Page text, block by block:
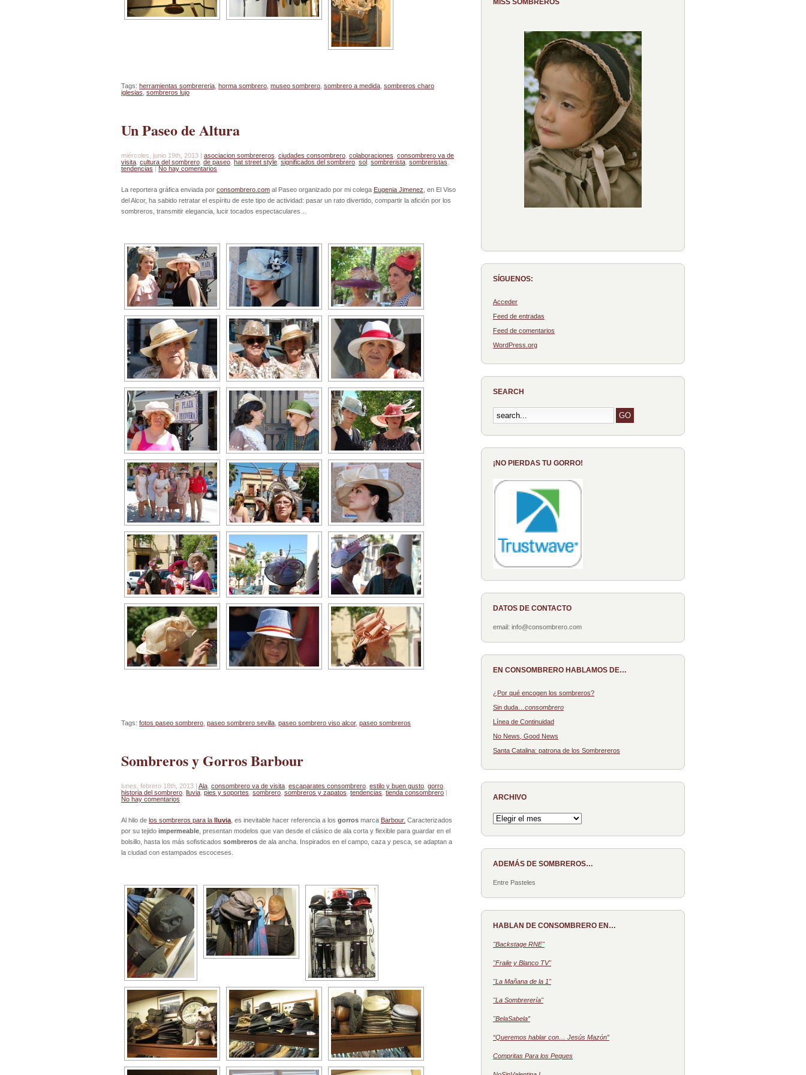
Tags: herramientas sombrereria horma sombrero museo sombrero sombrero a medida sombreros charo
iglesias sombreros lujo
Un Paseo de Altura
miércoles, junio 19th, 2013 | asociacion sombrereros ciudades consombrero colaboraciones consombrero va de
visita cultura del sombrero de paseo hat street style significados del sombrero sol sombrerista sombreristas
tendencias | No hay comentarios
La reportera gráfica enviada por consombrero.com al Paseo organizado por mi colega Eugenia Jimenez , en El Viso
del Alcor, ha sabido retratar el espíritu de este tipo de actividad: pasar un rato divertido, compartir la afición por los
sombreros, transmitir elegancia, lucir tocados espectaculares…
Tags: fotos paseo sombrero paseo sombrero sevilla paseo sombrero viso alcor, paseo sombreros
Sombreros y Gorros Barbour
lunes, febrero 18th, 2013 | Ala consombrero va de visita escaparates consombrero estilo y buen gusto gorro
historia del sombrero lluvia pies y soportes sombrero sombreros y zapatos tendencias tienda consombrero |
No hay comentarios
Al hilo de los sombreros para la lluvia , es inevitable hacer referencia a los gorros marca Barbour. Caracterizados
por su tejido impermeable , presentan modelos que van desde el clásico de ala corta y flexible para guardar en el
bolsillo, hasta los más sofisticados sombreros de ala ancha. Inspirados en el campo, caza y pesca, se adaptan a
la ciudad con estampados escoceses.
MISS SOMBREROS
SÍGUENOS:
Acceder
Feed de entradas
Feed de comentarios
WordPress.org
SEARCH
¡NO PIERDAS TU GORRO!
DATOS DE CONTACTO
email: info@consombrero.com
EN CONSOMBRERO HABLAMOS DE…
¿Por qué encogen los sombreros?
Sin duda… consombrero
Línea de Continuidad
No News, Good News
Santa Catalina: patrona de los Sombrereros
ARCHIVO
Archivo
ADEMÁS DE SOMBREROS…
Entre Pasteles
HABLAN DE CONSOMBRERO EN…
"Backstage RNE"
"Fraile y Blanco TV"
"La Mañana de la 1"
"La Sombrerería"
"BelaSabela”
“Queremos hablar con… Jesús Mazón”
Compritas Para los Peques